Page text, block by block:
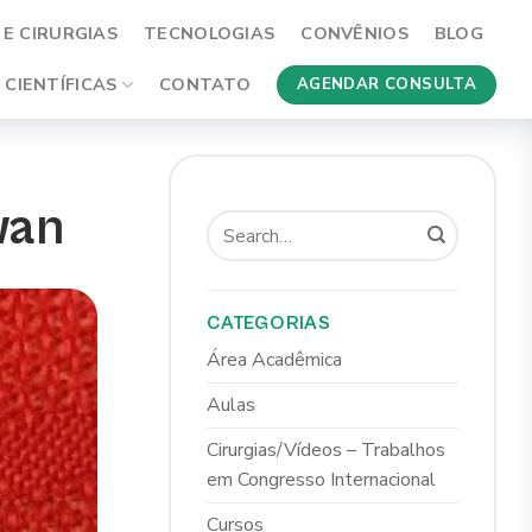
CIRURGIAS TECNOLOGIAS CONVÊNIOS BLOG
CONTATO AGENDAR CONSULTA
CATEGORIAS
Área Acadêmica
Aulas
Cirurgias/Vídeos – Trabalhos
em Congresso Internacional
Cursos